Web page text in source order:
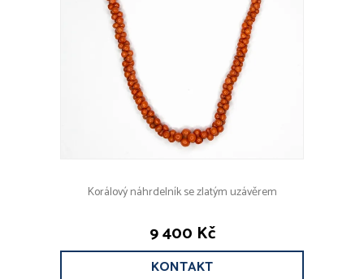
Korálový náhrdelník se zlatým uzávěrem
9 400 Kč
KONTAKT